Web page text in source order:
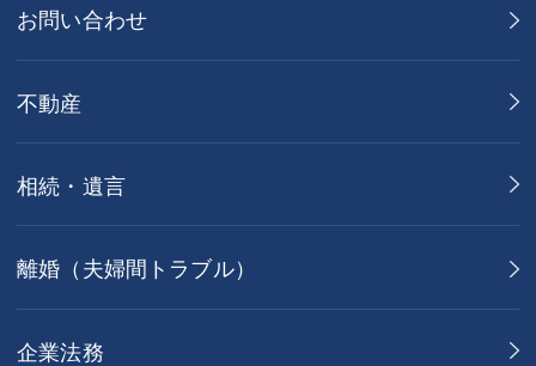
お問い合わせ
不動産
相続・遺言
離婚（夫婦間トラブル）
企業法務